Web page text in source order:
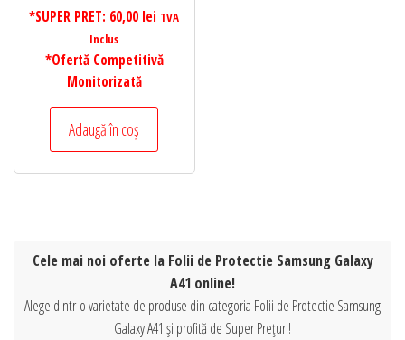
*SUPER PRET: 60,00 lei TVA
Inclus
*Ofertă Competitivă
Monitorizată
Adaugă în coș
Cele mai noi oferte la Folii de Protectie Samsung Galaxy
A41 online!
Alege dintr-o varietate de produse din categoria Folii de Protectie Samsung
Galaxy A41 și profită de Super Prețuri!